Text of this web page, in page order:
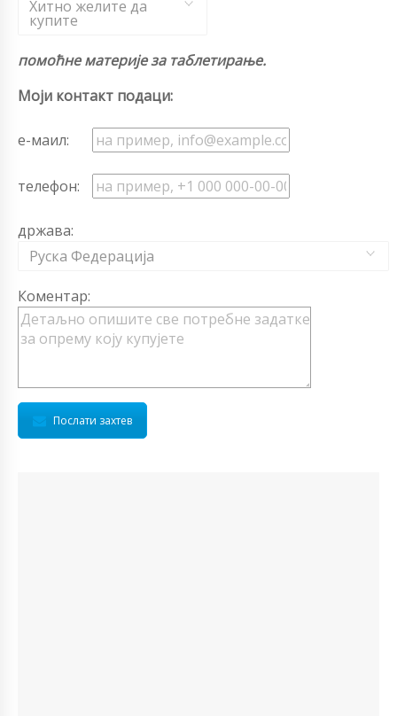
Хитно желите да
купите
помоћне материје за таблетирање.
Моји контакт подаци:
е-маил:
телефон:
држава:
Руска Федерација
Коментар:
Послати захтев